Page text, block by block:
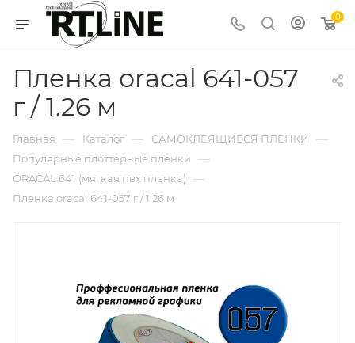
0
Пленка oracal 641-057
г / 1.26 м
Главная — Каталог — САМОКЛЕЯЩИЕСЯ ПЛЕНКИ —
Популярные плоттерные пленки —
ORACAL 641 (мягкая пвх пленка) —
Пленка oracal 641-057 г / 1.26 м